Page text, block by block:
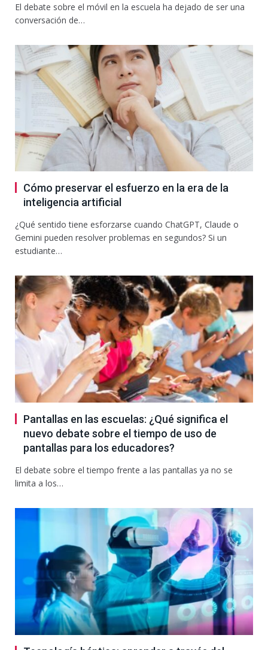
El debate sobre el móvil en la escuela ha dejado de ser una
conversación de…
Cómo preservar el esfuerzo en la era de la
inteligencia artificial
¿Qué sentido tiene esforzarse cuando ChatGPT, Claude o
Gemini pueden resolver problemas en segundos? Si un
estudiante…
Pantallas en las escuelas: ¿Qué significa el
nuevo debate sobre el tiempo de uso de
pantallas para los educadores?
El debate sobre el tiempo frente a las pantallas ya no se
limita a los…